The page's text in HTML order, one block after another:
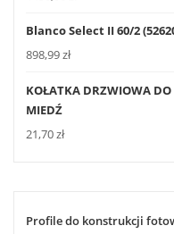
Blanco Select II 60/2
898,99zł
KOŁATKA DRZWIOWA
MIEDŹ
21,70zł
Profile do konstrukcji